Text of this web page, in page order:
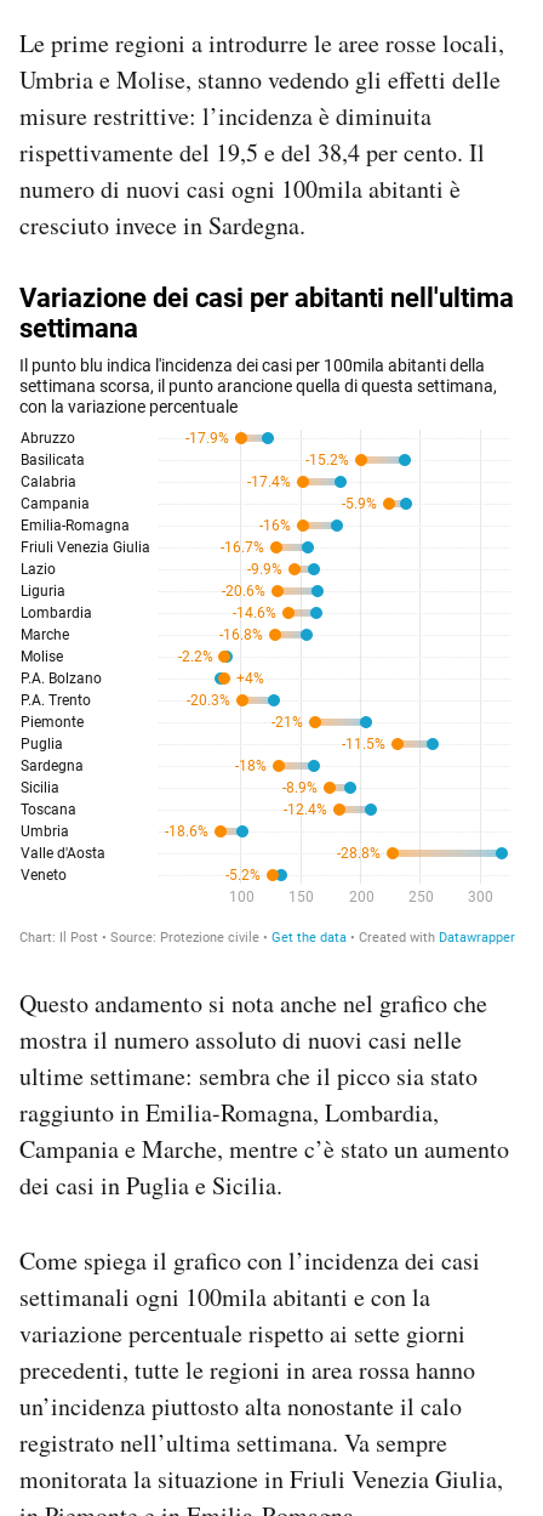
Le prime regioni a introdurre le aree rosse locali,
Umbria e Molise, stanno vedendo gli effetti delle
misure restrittive: l’incidenza è diminuita
rispettivamente del 19,5 e del 38,4 per cento. Il
numero di nuovi casi ogni 100mila abitanti è
cresciuto invece in Sardegna.
Questo andamento si nota anche nel grafico che
mostra il numero assoluto di nuovi casi nelle
ultime settimane: sembra che il picco sia stato
raggiunto in Emilia-Romagna, Lombardia,
Campania e Marche, mentre c’è stato un aumento
dei casi in Puglia e Sicilia.
Come spiega il grafico con l’incidenza dei casi
settimanali ogni 100mila abitanti e con la
variazione percentuale rispetto ai sette giorni
precedenti, tutte le regioni in area rossa hanno
un’incidenza piuttosto alta nonostante il calo
registrato nell’ultima settimana. Va sempre
monitorata la situazione in Friuli Venezia Giulia,